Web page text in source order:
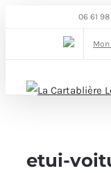
06 61 98
etui-